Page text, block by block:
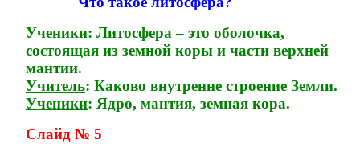
Ученики: Литосфера – это оболочка,
состоящая из земной коры и части верхней
мантии.
Учитель: Каково внутренне строение Земли.
Ученики: Ядро, мантия, земная кора.
Слайд № 5